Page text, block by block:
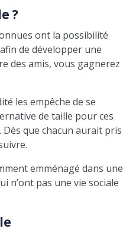
?
ont la possibilité
de développer une
des amis, vous gagnerez
les empêche de se
de taille pour ces
que chacun aurait pris
emménagé dans une
n’ont pas une vie sociale